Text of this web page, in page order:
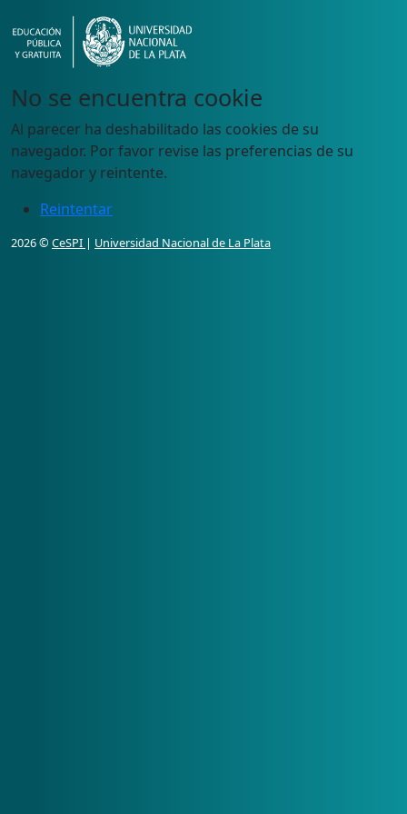
No se encuentra cookie
Al parecer ha deshabilitado las cookies de su
navegador. Por favor revise las preferencias de su
navegador y reintente.
Reintentar
2026 © CeSPI | Universidad Nacional de La Plata